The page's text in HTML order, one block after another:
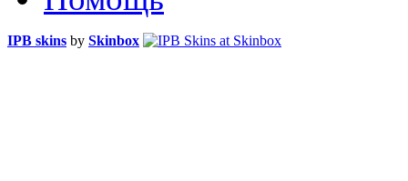
IPB skins by Skinbox